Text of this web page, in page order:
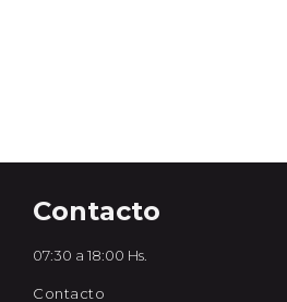
Contacto
07:30 a 18:00 Hs.
Contacto